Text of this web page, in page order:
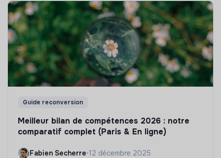
Guide reconversion
Meilleur bilan de compétences 2026 : notre
comparatif complet (Paris & En ligne)
Fabien Secherre•12 décembre 2025